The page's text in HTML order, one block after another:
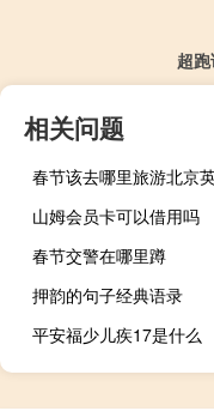
超
相关问题
春节该去哪里旅游北京
山姆会员卡可以借用吗
春节交警在哪里蹲
押韵的句子经典语录
平安福少儿疾17是什么